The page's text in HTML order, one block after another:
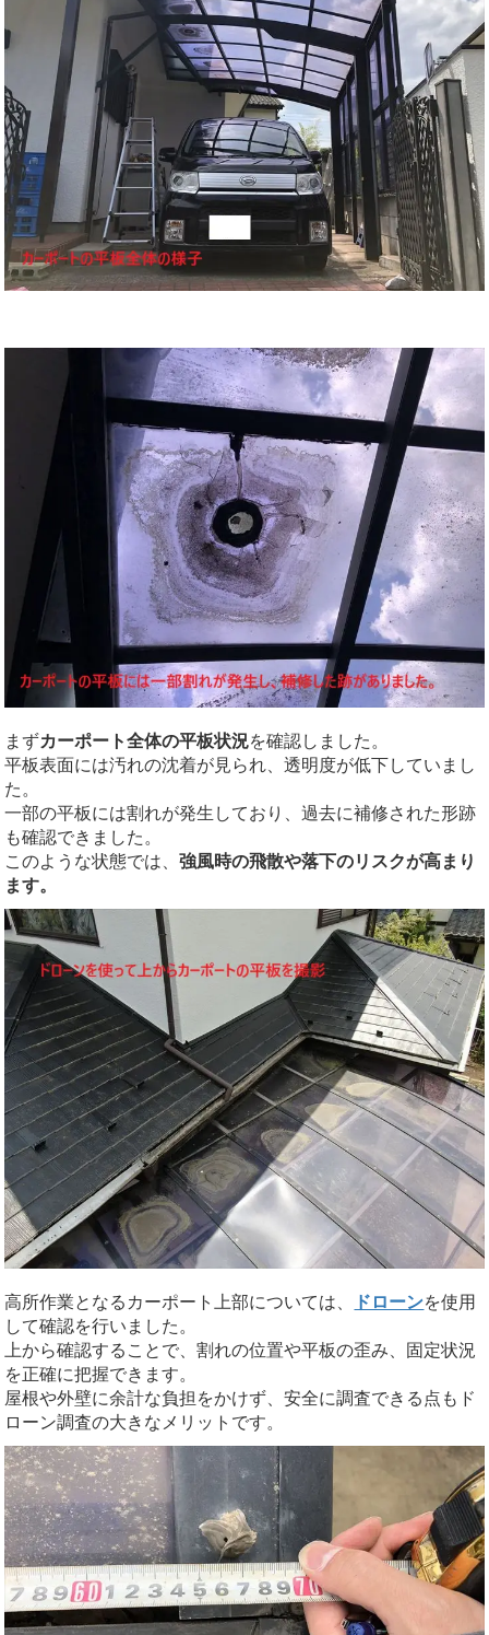
まずカーポート全体の平板状況を確認しました。
平板表面には汚れの沈着が見られ、透明度が低下していまし
た。
一部の平板には割れが発生しており、過去に補修された形跡
も確認できました。
このような状態では、強風時の飛散や落下のリスクが高まり
ます。
高所作業となるカーポート上部については、 ドローンを使用
して確認を行いました。
上から確認することで、割れの位置や平板の歪み、固定状況
を正確に把握できます。
屋根や外壁に余計な負担をかけず、安全に調査できる点もド
ローン調査の大きなメリットです。